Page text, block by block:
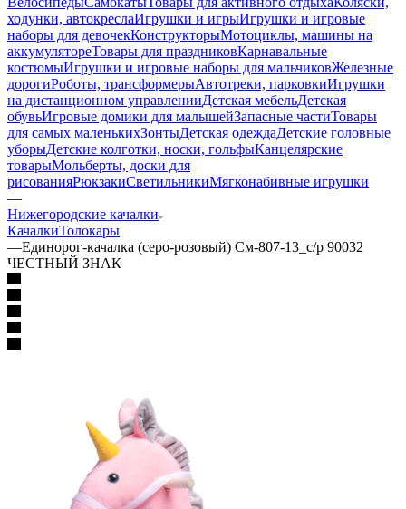
ходунки, автокреслаИгрушки и игрыИгрушки и игровые
наборы для девочекКонструкторыМотоциклы, машины на
аккумулятореТовары для праздниковКарнавальные
костюмыИгрушки и игровые наборы для мальчиковЖелезные
дорогиРоботы, трансформерыАвтотреки, парковкиИгрушки
на дистанционном управленииДетская мебельДетская
обувьИгровые домики для малышейЗапасные частиТовары
для самых маленькихЗонтыДетская одеждаДетские головные
уборыДетские колготки, носки, гольфыКанцелярские
товарыМольберты, доски для
рисованияРюкзакиСветильникиМягконабивные игрушки
—
Нижегородские качалки
КачалкиТолокары
—Единорог-качалка (серо-розовый) См-807-13_с/р 90032
ЧЕСТНЫЙ ЗНАК